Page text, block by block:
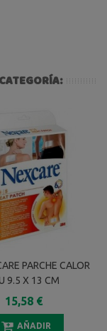
PARCHE CALOR
9.5 X 13 CM
15,58 €
AÑADIR